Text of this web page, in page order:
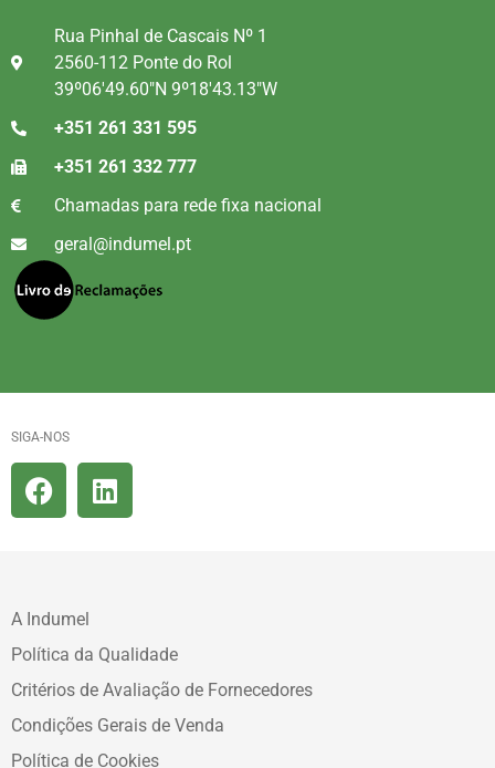
Rua Pinhal de Cascais Nº 1
2560-112 Ponte do Rol
39º06'49.60"N 9º18'43.13"W
+351 261 331 595
+351 261 332 777
Chamadas para rede fixa nacional
geral@indumel.pt
SIGA-NOS
A Indumel
Política da Qualidade
Critérios de Avaliação de Fornecedores
Condições Gerais de Venda
Política de Cookies